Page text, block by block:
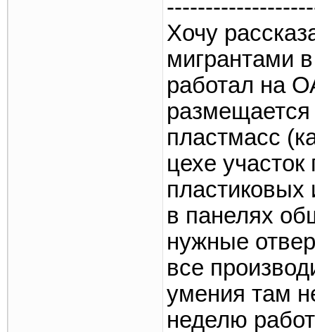
Хочу
мигрантами
работал на
размещается
пластмасс
цехе участок
пластиковых
в панелях
нужные
все
умения там
неделю